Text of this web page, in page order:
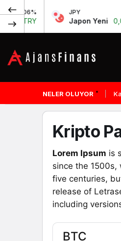
0.06%
TRY
JPY
Japon Yeni 0,00
NELER OLUYOR
Kripto
Lorem Ipsum is
since the
five centuries,
release of
including